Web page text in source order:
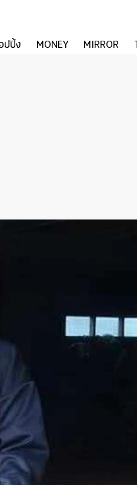
ปปิ้ง MONEY MIRROR